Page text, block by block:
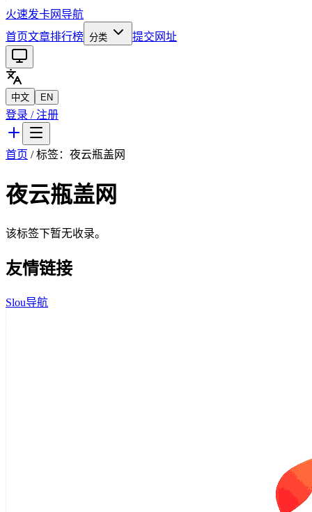
火速发卡网导航
首页文章排行榜 分类 提交网址
中文 EN
登录 / 注册
首页 / 标签： 夜云瓶盖网
夜云瓶盖网
该标签下暂无收录。
友情链接
Slou导航